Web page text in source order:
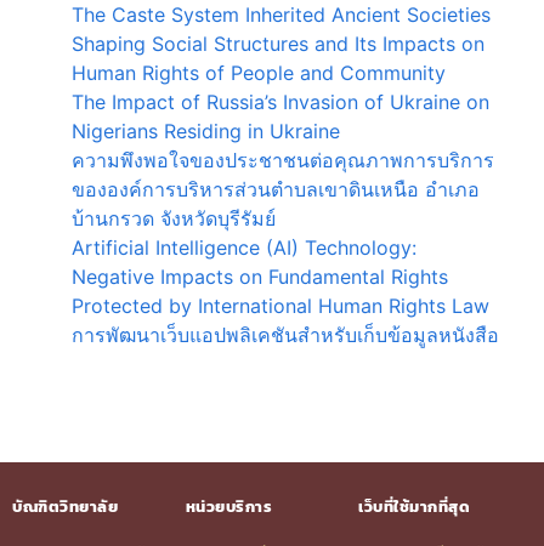
The Caste System Inherited Ancient Societies
Shaping Social Structures and Its Impacts on
Human Rights of People and Community
The Impact of Russia’s Invasion of Ukraine on
Nigerians Residing in Ukraine
ความพึงพอใจของประชาชนต่อคุณภาพการบริการ
ขององค์การบริหารส่วนตำบลเขาดินเหนือ อำเภอ
บ้านกรวด จังหวัดบุรีรัมย์
Artificial Intelligence (AI) Technology:
Negative Impacts on Fundamental Rights
Protected by International Human Rights Law
การพัฒนาเว็บแอปพลิเคชันสำหรับเก็บข้อมูลหนังสือ
บัณฑิตวิทยาลัย
หน่วยบริการ
เว็บที่ใช้มากที่สุด